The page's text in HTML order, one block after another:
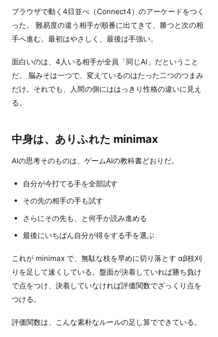
ブラウザで動く4目並べ（Connect4）のアーケードをつく
った。 難易度の違う相手が順番に出てきて、勝つと次の相
手へ進む。最初はやさしく、最後は手強い。
面白いのは、4人いる相手が全員「同じAI」だということ
だ。 脳みそは一つで、変えているのはたった二つのつまみ
だけ。それでも、人間の側にははっきり性格の違いに見え
る。
中身は、ありふれた minimax
AIの思考そのものは、ゲームAIの教科書どおりだ。
自分が今打てる手を全部試す
その先の相手の手も試す
さらにその先も、と何手か読み進める
最後にいちばん自分が得をする手を選ぶ
これが minimax で、無駄な枝を早めに切り落とす αβ枝刈
りを足して速くしている。盤面が決着していれば勝ち負け
で点をつけ、決着していなければ評価関数でざっくり点を
つける。
評価関数は、こんな素朴なルールの足し算でできている。